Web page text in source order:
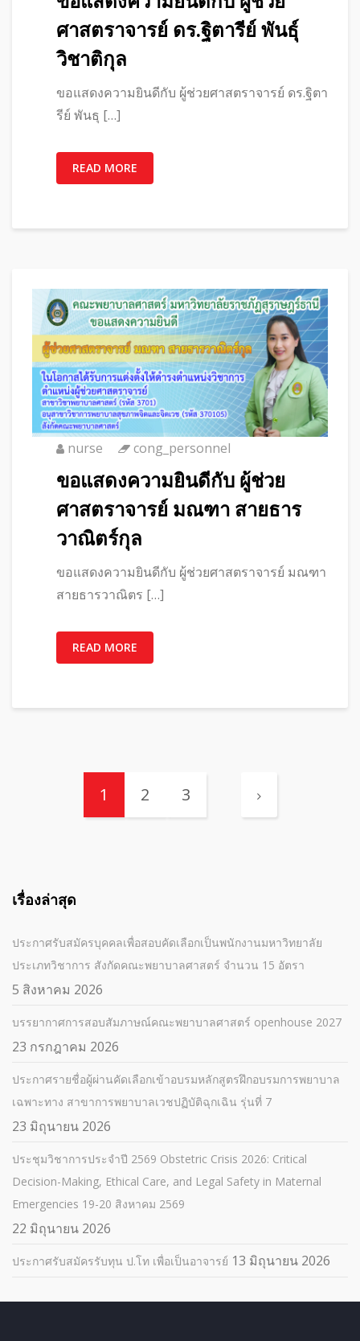
ศาสตราจารย์ ดร.ฐิตารีย์ พันธุ์
วิชาติกุล
ขอแสดงความยินดีกับ ผู้ช่วยศาสตราจารย์ ดร.ฐิตา
รีย์ พันธุ […]
READ MORE
nurse cong_personnel
ขอแสดงความยินดีกับ ผู้ช่วย
ศาสตราจารย์ มณฑา สายธาร
วาณิตร์กุล
ขอแสดงความยินดีกับ ผู้ช่วยศาสตราจารย์ มณฑา
สายธารวาณิตร […]
READ MORE
1 2 3
เรื่องล่าสุด
ประกาศรับสมัครบุคคลเพื่อสอบคัดเลือกเป็นพนักงานมหาวิทยาลัย
ประเภทวิชาการ สังกัดคณะพยาบาลศาสตร์ จำนวน 15 อัตรา
5 สิงหาคม 2026
บรรยากาศการสอบสัมภาษณ์คณะพยาบาลศาสตร์ openhouse 2027
23 กรกฎาคม 2026
ประกาศรายชื่อผู้ผ่านคัดเลือกเข้าอบรมหลักสูตรฝึกอบรมการพยาบาล
เฉพาะทาง สาขาการพยาบาลเวชปฏิบัติฉุกเฉิน รุ่นที่ 7
23 มิถุนายน 2026
ประชุมวิชาการประจำปี 2569 Obstetric Crisis 2026: Critical
Decision-Making, Ethical Care, and Legal Safety in Maternal
Emergencies 19-20 สิงหาคม 2569
22 มิถุนายน 2026
ประกาศรับสมัครรับทุน ป.โท เพื่อเป็นอาจารย์ 13 มิถุนายน 2026